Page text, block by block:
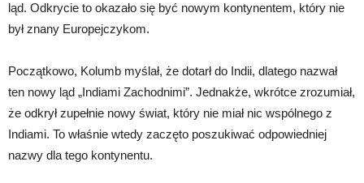
ląd. Odkrycie to okazało się być nowym kontynentem, który nie
był znany Europejczykom.
Początkowo, Kolumb myślał, że dotarł do Indii, dlatego nazwał
ten nowy ląd „Indiami Zachodnimi”. Jednakże, wkrótce zrozumiał,
że odkrył zupełnie nowy świat, który nie miał nic wspólnego z
Indiami. To właśnie wtedy zaczęto poszukiwać odpowiedniej
nazwy dla tego kontynentu.